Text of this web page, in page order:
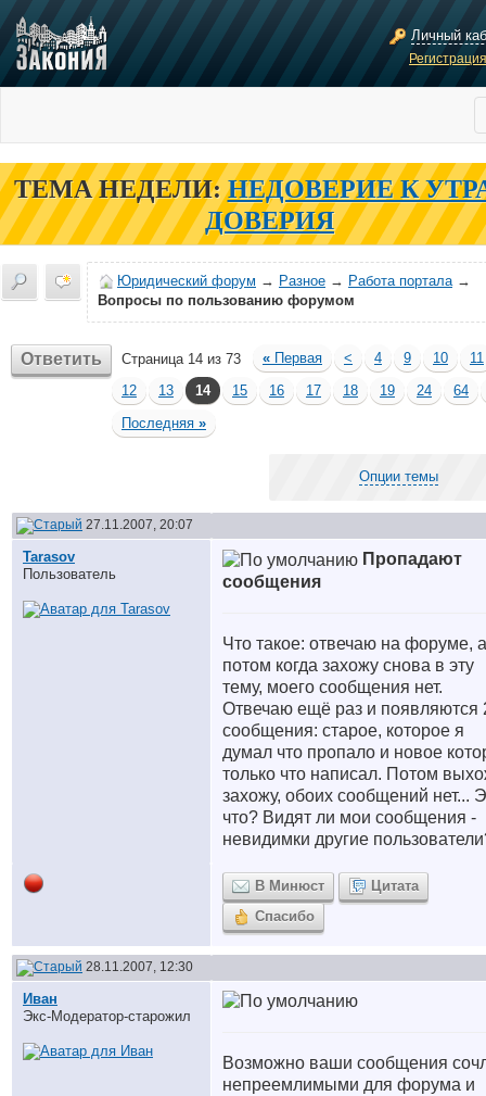
Личный
ТЕМА НЕДЕЛИ: НЕДОВЕРИЕ К
ДОВЕРИЯ
Юридический форум → Разное → Работа портала→
Вопросы по пользованию форумом
Ответить Страница 14 из 73 « Первая < 4 9 10
11
12
13 14 15 16 17 18 19 24
64
Последняя »
Опции темы
27.11.2007, 20:07
Tarasov
Пользователь
Пропадают
сообщения
Что такое: отвечаю на форуме, а
потом когда захожу снова в эту
тему, моего сообщения нет.
Отвечаю ещё раз и появляются
сообщения: старое, которое я
думал что пропало и новое
только что написал. Потом
захожу, обоих сообщений нет...
что? Видят ли мои сообщения -
невидимки другие
В Минюст
Цитата
Спасибо
28.11.2007, 12:30
Иван
Экс-Модератор-старожил
Возможно ваши сообщения
непреемлимыми для форума и